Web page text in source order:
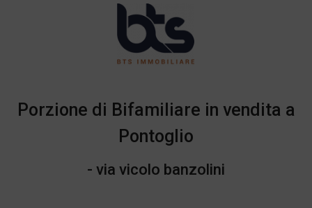
Porzione di Bifamiliare in vendita a
Pontoglio
- via vicolo banzolini